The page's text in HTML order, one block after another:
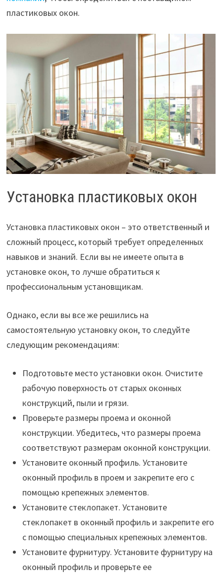
пластиковых окон.
Установка пластиковых окон
Установка пластиковых окон – это ответственный и
сложный процесс, который требует определенных
навыков и знаний. Если вы не имеете опыта в
установке окон, то лучше обратиться к
профессиональным установщикам.
Однако, если вы все же решились на
самостоятельную установку окон, то следуйте
следующим рекомендациям:
Подготовьте место установки окон. Очистите
рабочую поверхность от старых оконных
конструкций, пыли и грязи.
Проверьте размеры проема и оконной
конструкции. Убедитесь, что размеры проема
соответствуют размерам оконной конструкции.
Установите оконный профиль. Установите
оконный профиль в проем и закрепите его с
помощью крепежных элементов.
Установите стеклопакет. Установите
стеклопакет в оконный профиль и закрепите его
с помощью специальных крепежных элементов.
Установите фурнитуру. Установите фурнитуру на
оконный профиль и проверьте ее